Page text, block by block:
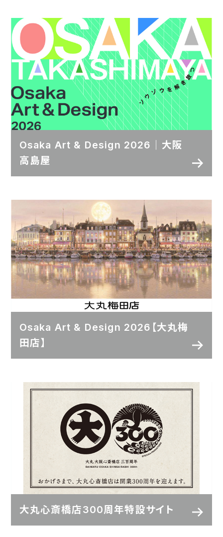
Osaka Art & Design 2026｜大阪
高島屋
Osaka Art & Design 2026【大丸梅
田店】
大丸心斎橋店300周年特設サイト